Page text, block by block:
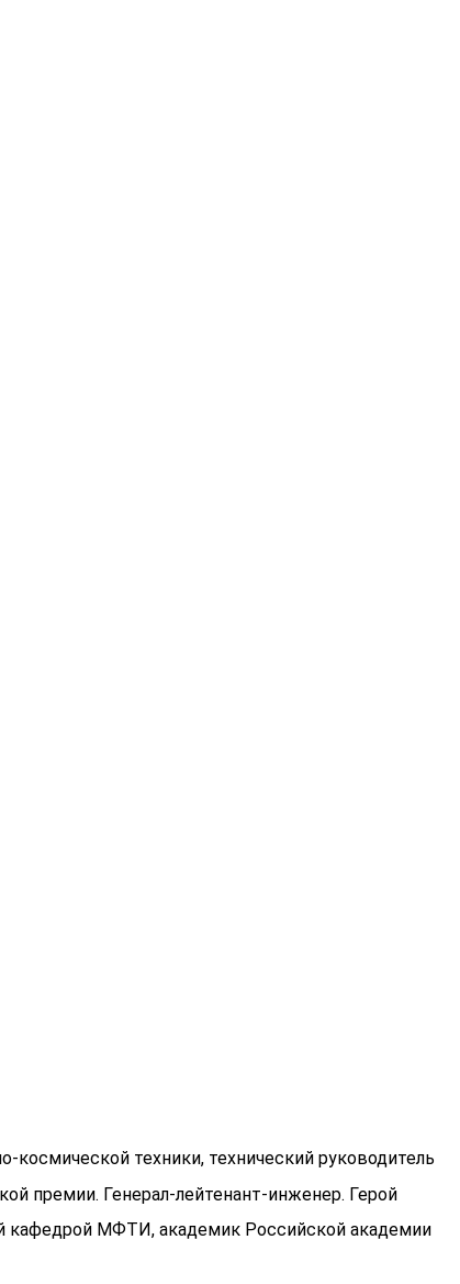
космической техники, технический руководитель
премии. Генерал-лейтенант-инженер. Герой
кафедрой МФТИ, академик Российской академии